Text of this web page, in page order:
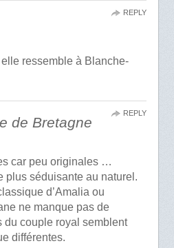
ressemble à Blanche-
REPLY
de Bretagne
car peu originales …
plus séduisante au naturel.
d’Amalia ou
ne manque pas de
du couple royal semblent
différentes.
REPLY